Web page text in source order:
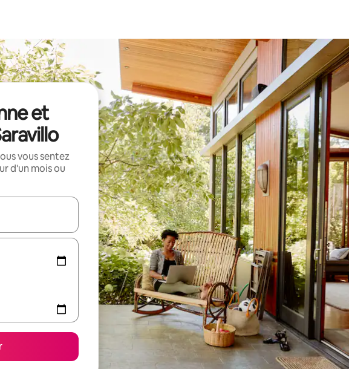
et
vous sentez
d'un mois ou
les flèches vers le haut et vers le bas pour les parcourir ou en appuyant et en